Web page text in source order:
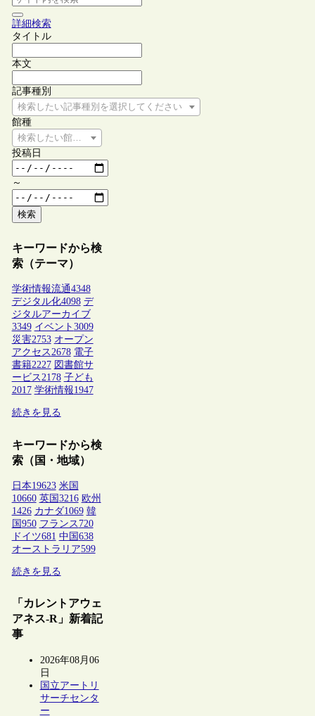
詳細検索
タイトル
本文
記事種別
検索したい記事種別を選択してください
館種
検索したい館種を選択してください
投稿日
～
検索
キーワードから検
索（テーマ）
学術情報流通4348
デジタル化4098 デ
ジタルアーカイブ
3349 イベント 3009
災害2753 オープン
アクセス2678 電子
書籍2227 図書館サ
ービス2178 子ども
2017 学術情報1947
続きを見る
キーワードから検
索（国・地域）
日本19623 米国
10660 英国 3216 欧州
1426 カナダ1069 韓
国 950 フランス 720
ドイツ681 中国 638
オーストラリア599
続きを見る
「カレントアウェ
アネス-R」新着記
事
2026年08月06
日
国立アートリ
サーチセンタ
ー